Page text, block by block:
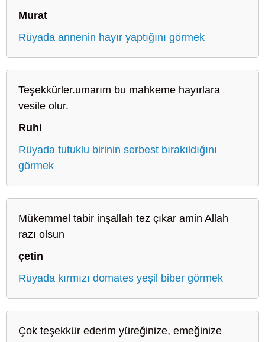
Murat
Rüyada annenin hayır yaptığını görmek
Teşekkürler.umarım bu mahkeme hayırlara
vesile olur.
Ruhi
Rüyada tutuklu birinin serbest bırakıldığını
görmek
Mükemmel tabir inşallah tez çıkar amin Allah
razı olsun
çetin
Rüyada kırmızı domates yeşil biber görmek
Çok teşekkür ederim yüreğinize, emeğinize